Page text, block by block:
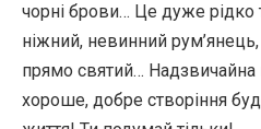
чорні брови… Це дуже рідко
ніжний, невинний рум’янець,
прямо святий… Надзвичайна
хороше, добре створіння